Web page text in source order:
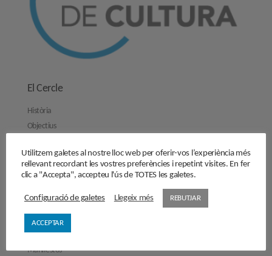
El Cercle
Història
Objectius
Comissions de treball
Contacta’ns
Activitats
Reflexions
Opinions
Manifestos
Utilitzem galetes al nostre lloc web per oferir-vos l’experiència més
rellevant recordant les vostres preferències i repetint visites. En fer
clic a "Accepta", accepteu l'ús de TOTES les galetes.
Configuració de galetes Llegeix més REBUTJAR
ACCEPTAR